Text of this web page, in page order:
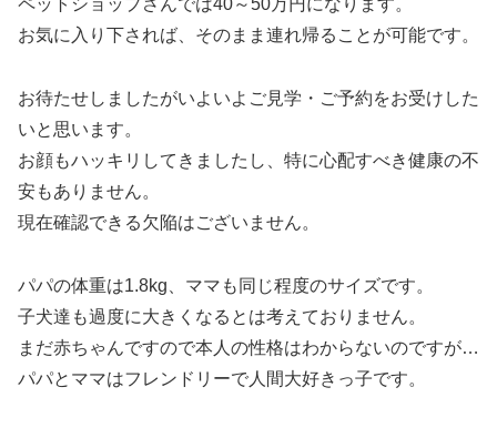
ペットショップさんでは40～50万円になります。
お気に入り下されば、そのまま連れ帰ることが可能です。
お待たせしましたがいよいよご見学・ご予約をお受けした
いと思います。
お顔もハッキリしてきましたし、特に心配すべき健康の不
安もありません。
現在確認できる欠陥はございません。
パパの体重は1.8kg、ママも同じ程度のサイズです。
子犬達も過度に大きくなるとは考えておりません。
まだ赤ちゃんですので本人の性格はわからないのですが…
パパとママはフレンドリーで人間大好きっ子です。